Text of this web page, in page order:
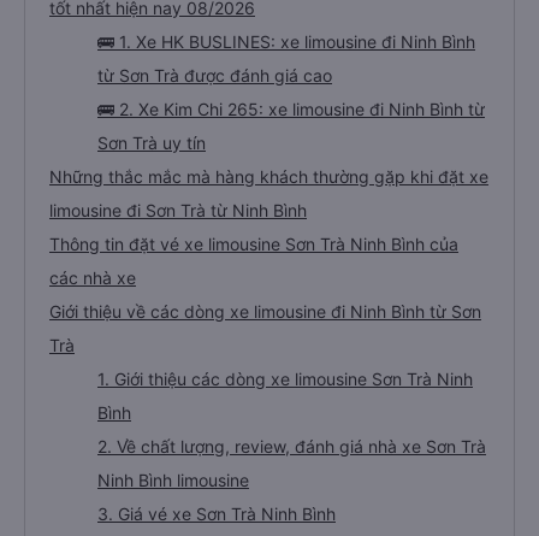
tốt nhất hiện nay 08/2026
🚌 1. Xe HK BUSLINES: xe limousine đi Ninh Bình
từ Sơn Trà được đánh giá cao
🚌 2. Xe Kim Chi 265: xe limousine đi Ninh Bình từ
Sơn Trà uy tín
Những thắc mắc mà hàng khách thường gặp khi đặt xe
limousine đi Sơn Trà từ Ninh Bình
Thông tin đặt vé xe limousine Sơn Trà Ninh Bình của
các nhà xe
Giới thiệu về các dòng xe limousine đi Ninh Bình từ Sơn
Trà
1. Giới thiệu các dòng xe limousine Sơn Trà Ninh
Bình
2. Về chất lượng, review, đánh giá nhà xe Sơn Trà
Ninh Bình limousine
3. Giá vé xe Sơn Trà Ninh Bình